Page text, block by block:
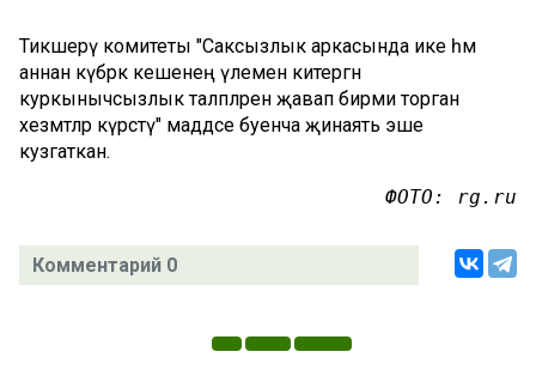
Тикшерү комитеты "Cаксызлык аркасында ике һәм
аннан күбрәк кешенең үлеменә китергән
куркынычсызлык таләпләренә җавап бирми торган
хезмәтләр күрсәтү" маддәсе буенча җинаять эше
кузгаткан.
ФОТО: rg.ru
Комментарий 0